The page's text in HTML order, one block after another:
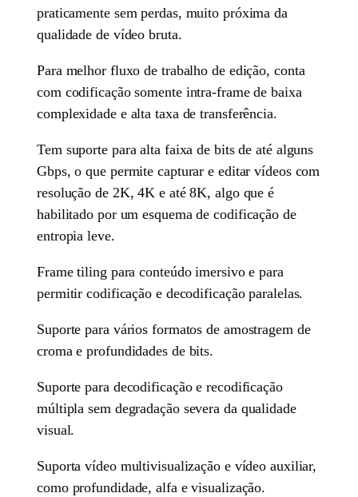
praticamente sem perdas, muito próxima da
qualidade de vídeo bruta.
Para melhor fluxo de trabalho de edição, conta
com codificação somente intra-frame de baixa
complexidade e alta taxa de transferência.
Tem suporte para alta faixa de bits de até alguns
Gbps, o que permite capturar e editar vídeos com
resolução de 2K, 4K e até 8K, algo que é
habilitado por um esquema de codificação de
entropia leve.
Frame tiling para conteúdo imersivo e para
permitir codificação e decodificação paralelas.
Suporte para vários formatos de amostragem de
croma e profundidades de bits.
Suporte para decodificação e recodificação
múltipla sem degradação severa da qualidade
visual.
Suporta vídeo multivisualização e vídeo auxiliar,
como profundidade, alfa e visualização.